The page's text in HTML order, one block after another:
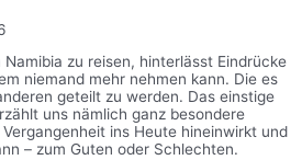
zu reisen, hinterlässt Eindrücke
niemand mehr nehmen kann. Die es
geteilt zu werden. Das einstige
uns nämlich ganz besondere
ins Heute hineinwirkt und
– zum Guten oder Schlechten.